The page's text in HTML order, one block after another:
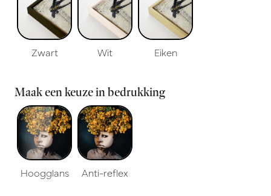
Zwart Wit Eiken
Maak een keuze in bedrukking
Hoogglans Anti-reflex